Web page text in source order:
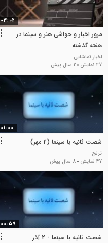
03:02
مرور اخبار و حواشی هنر و سینما در
هفته گذشته
اخبار تماشایی
47 نمایش
2 سال پیش
01:00
شصت ثانیه با سینما (2 مهر)
ترنج
47 نمایش
8 سال پیش
00:59
شصت ثانیه با سینما - 2 آذر